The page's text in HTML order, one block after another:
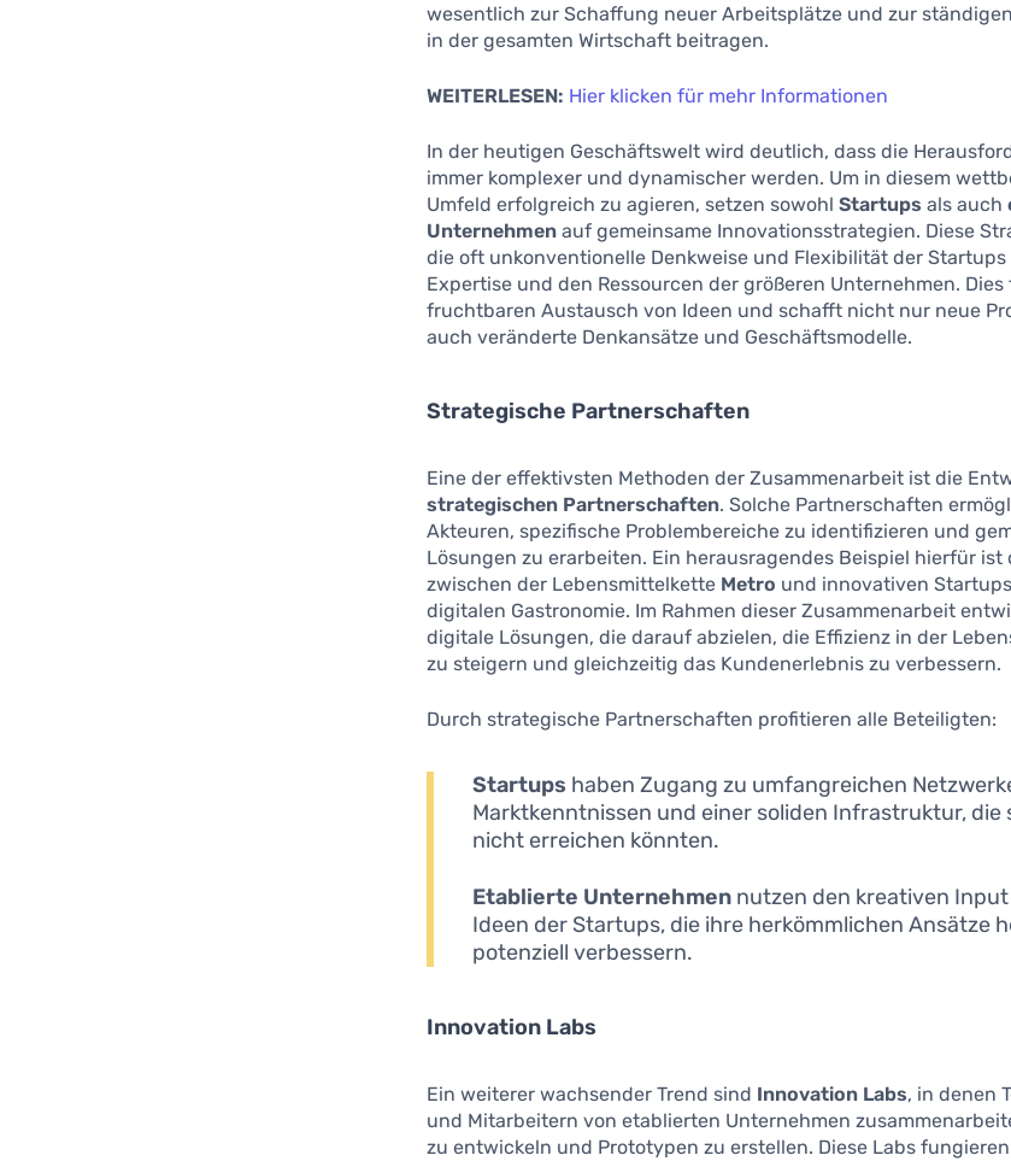
wesentlich zur Schaffung neuer Arbeitsplätze und zur
in der gesamten Wirtschaft beitragen.
WEITERLESEN: Hier klicken für mehr Informationen
In der heutigen Geschäftswelt wird deutlich, dass die
immer komplexer und dynamischer werden. Um in diesem
Umfeld erfolgreich zu agieren, setzen sowohlStartups als auch
Unternehmen auf gemeinsame Innovationsstrategien. Diese
die oft unkonventionelle Denkweise und Flexibilität der
Expertise und den Ressourcen der größeren Unternehmen.
fruchtbaren Austausch von Ideen und schafft nicht nur neue
auch veränderte Denkansätze und Geschäftsmodelle.
Strategische Partnerschaften
Eine der effektivsten Methoden der Zusammenarbeit ist die
strategischen Partnerschaften. Solche Partnerschaften
Akteuren, spezifische Problembereiche zu identifizieren und
Lösungen zu erarbeiten. Ein herausragendes Beispiel hierfür ist
zwischen der Lebensmittelkette Metro und innovativen
digitalen Gastronomie. Im Rahmen dieser Zusammenarbeit
digitale Lösungen, die darauf abzielen, die Effizienz in der
zu steigern und gleichzeitig das Kundenerlebnis zu verbessern.
Durch strategische Partnerschaften profitieren alle Beteiligten:
Startups haben Zugang zu umfangreichen
Marktkenntnissen und einer soliden Infrastruktur, die
nicht erreichen könnten.
Etablierte Unternehmen nutzen den kreativen
Ideen der Startups, die ihre herkömmlichen Ansätze
potenziell verbessern.
Innovation Labs
Ein weiterer wachsender Trend sind Innovation Labs, in denen
und Mitarbeitern von etablierten Unternehmen
zu entwickeln und Prototypen zu erstellen. Diese Labs